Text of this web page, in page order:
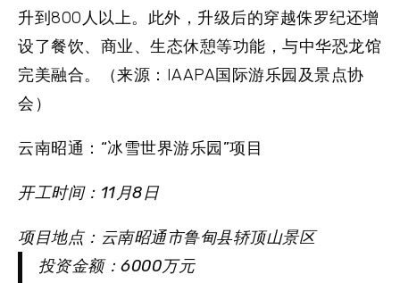
升到800人以上。此外，升级后的穿越侏罗纪还增
设了餐饮、商业、生态休憩等功能，与中华恐龙馆
完美融合。（来源：IAAPA国际游乐园及景点协
会）
云南昭通：“冰雪世界游乐园”项目
开工时间：11月8日
项目地点：云南昭通市鲁甸县轿顶山景区
投资金额：6000万元